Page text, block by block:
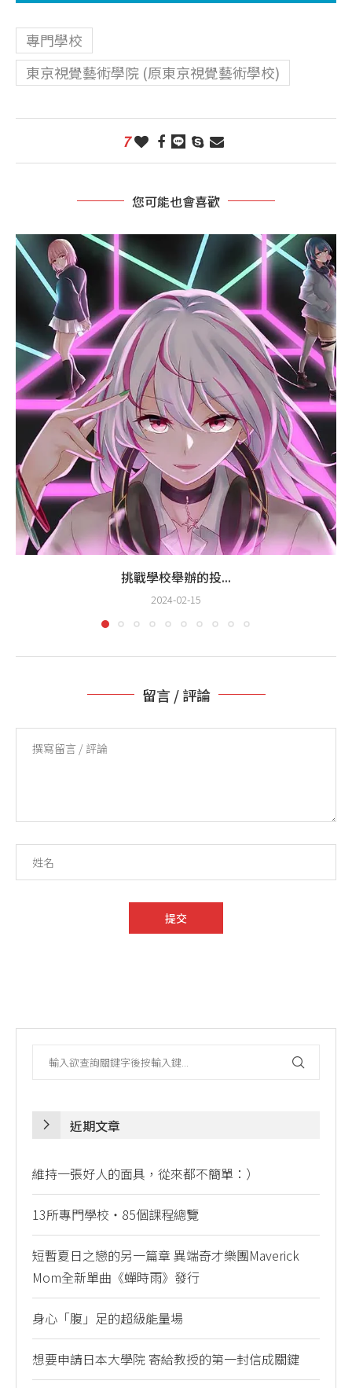
專門學校
東京視覺藝術學院 (原東京視覺藝術學校)
7
您可能也會喜歡
挑戰學校舉辦的投...
2024-02-15
留言 / 評論
近期文章
維持一張好人的面具，從來都不簡單：）
13所專門學校・85個課程總覽
短暫夏日之戀的另一篇章 異端奇才樂團Maverick
Mom全新單曲《蟬時雨》發行
身心「腹」足的超級能量場
想要申請日本大學院 寄給教授的第一封信成關鍵